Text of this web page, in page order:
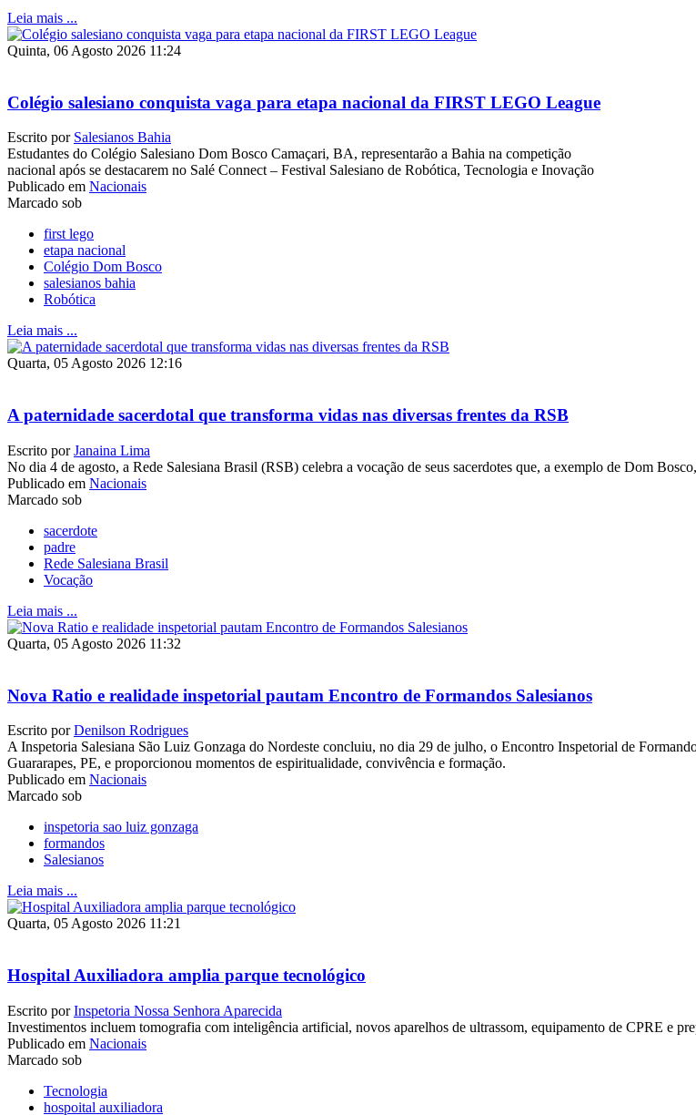
Leia mais ...
Quinta, 06 Agosto 2026 11:24
Colégio salesiano conquista vaga para etapa nacional da FIRST LEGO League
Escrito por Salesianos Bahia
Estudantes do Colégio Salesiano Dom Bosco Camaçari, BA, representarão a Bahia na competição
nacional após se destacarem no Salé Connect – Festival Salesiano de Robótica, Tecnologia e Inovação
Publicado em Nacionais
Marcado sob
first lego
etapa nacional
Colégio Dom Bosco
salesianos bahia
Robótica
Leia mais ...
Quarta, 05 Agosto 2026 12:16
A paternidade sacerdotal que transforma vidas nas diversas frentes da RSB
Escrito porJanaina Lima
No dia 4 de agosto, a Rede Salesiana Brasil (RSB) celebra a vocação de seus sacerdotes que, a exemplo de Dom
Publicado em Nacionais
Marcado sob
sacerdote
padre
Rede Salesiana Brasil
Vocação
Leia mais ...
Quarta, 05 Agosto 2026 11:32
Nova Ratio e realidade inspetorial pautam Encontro de Formandos Salesianos
Escrito porDenilson Rodrigues
A Inspetoria Salesiana São Luiz Gonzaga do Nordeste concluiu, no dia 29 de julho, o Encontro Inspetorial de
Guararapes, PE, e proporcionou momentos de espiritualidade, convivência e formação.
Publicado em Nacionais
Marcado sob
inspetoria sao luiz gonzaga
formandos
Salesianos
Leia mais ...
Quarta, 05 Agosto 2026 11:21
Hospital Auxiliadora amplia parque tecnológico
Escrito porInspetoria Nossa Senhora Aparecida
Investimentos incluem tomografia com inteligência artificial, novos aparelhos de ultrassom, equipamento de CPRE e
Publicado em Nacionais
Marcado sob
Tecnologia
hospoital auxiliadora